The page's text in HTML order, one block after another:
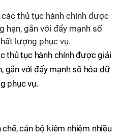
thủ tục hành chính được giải
gắn với đẩy mạnh số hóa dữ
phục vụ.
cán bộ kiêm nhiệm nhiều